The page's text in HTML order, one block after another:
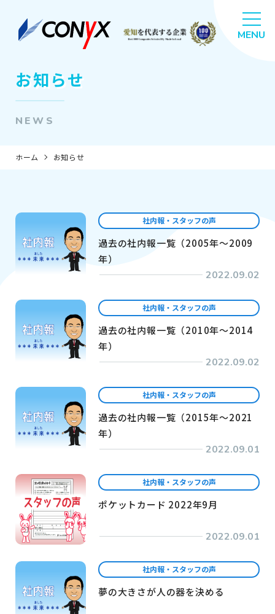
お知らせ
NEWS
ホーム お知らせ
社内報・スタッフの声
過去の社内報一覧（2005年～2009
年）
2022.09.02
社内報・スタッフの声
過去の社内報一覧（2010年～2014
年）
2022.09.02
社内報・スタッフの声
過去の社内報一覧（2015年～2021
年）
2022.09.01
社内報・スタッフの声
ポケットカード 2022年9月
2022.09.01
社内報・スタッフの声
夢の大きさが人の器を決める